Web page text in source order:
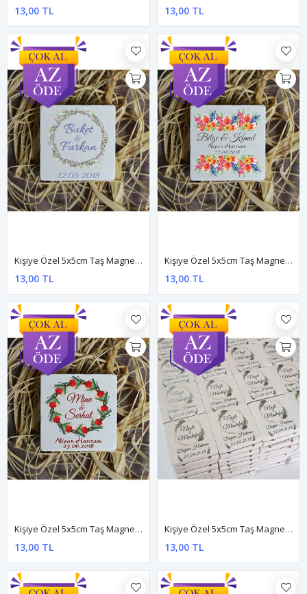
13,00 TL 13,00 TL
Kişiye Özel 5x5cm Taş Magnet - Dnts044
13,00 TL
Kişiye Özel 5x5cm Taş Magnet - Dnts049
13,00 TL
Kişiye Özel 5x5cm Taş Magnet - Dnts050
13,00 TL
Kişiye Özel 5x5cm Taş Magnet - Dnts056
13,00 TL